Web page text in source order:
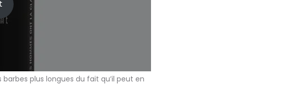
plus longues du fait qu’il peut en